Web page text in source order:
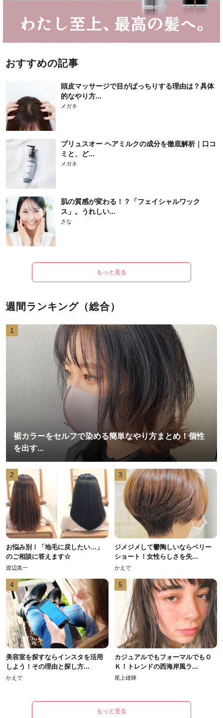
おすすめの記事
頭皮マッサージで目がぱっちりする理由は？具体
的なやり方...
メガネ
プリュスオー ヘアミルクの成分を徹底解析｜口コ
ミと、ど...
メガネ
肌の質感が変わる！？「フェイシャルワック
ス」。うれしい...
さな
もっと見る
週間ランキング（総合）
1
裾カラーをセルフで染める簡単なやり方まとめ！個性
を出す...
2
お悩み別！「地毛に戻したい…」
のご相談に答えます☆
渡辺真一
3
ジメジメして鬱陶しいならベリー
ショート！女性らしさを失...
かえで
4
美容室を探すならインスタを活用
しよう！その理由と探し方...
かえで
5
カジュアルでもフォーマルでもＯ
Ｋ！トレンドの西海岸風ラ...
尾上雄輝
もっと見る